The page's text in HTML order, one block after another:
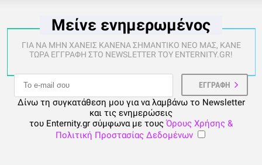
Μείνε ενημερωμένος
ΓΙΑ ΝΑ ΜΗΝ ΧΑΝΕΙΣ ΚΑΝΕΝΑ ΣΗΜΑΝΤΙΚΟ ΝΕΟ ΜΑΣ, ΚΑΝΕ
ΤΩΡΑ ΕΓΓΡΑΦΗ ΣΤΟ NEWSLETTER ΤΟΥ ENTERNITY.GR!
Δίνω τη συγκατάθεση μου για να λαμβάνω το Newsletter
και τις ενημερώσεις
του Enternity.gr σύμφωνα με τους Όρους Χρήσης &
Πολιτική Προστασίας Δεδομένων